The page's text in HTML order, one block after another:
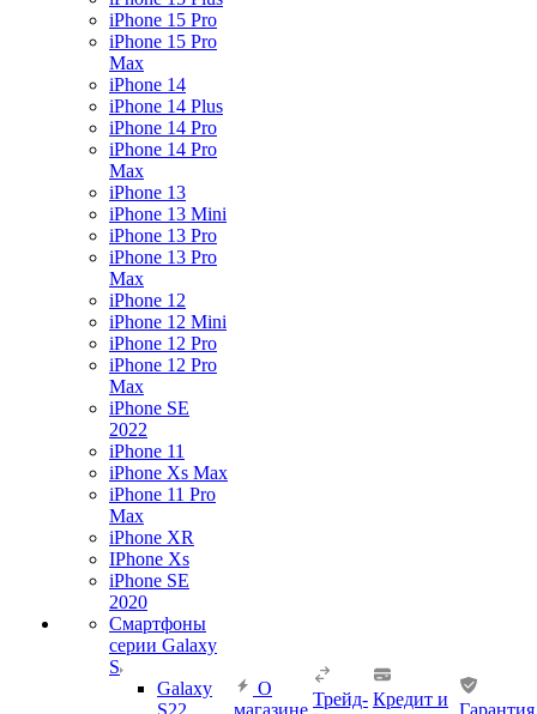
iPhone 15 Pro
iPhone 15 Pro
Max
iPhone 14
iPhone 14 Plus
iPhone 14 Pro
iPhone 14 Pro
Max
iPhone 13
iPhone 13 Mini
iPhone 13 Pro
iPhone 13 Pro
Max
iPhone 12
iPhone 12 Mini
iPhone 12 Pro
iPhone 12 Pro
Max
iPhone SE
2022
iPhone 11
iPhone Xs Max
iPhone 11 Pro
Max
iPhone XR
IPhone Xs
iPhone SE
2020
Смартфоны
серии Galaxy
S
Galaxy
S22
О
магазине
Трейд- Кредит и
Гарантия